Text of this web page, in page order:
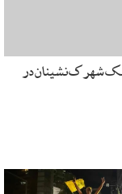
که تو دیگر شانس
نگاه جامعه خسته
شهرک‌نشینان در